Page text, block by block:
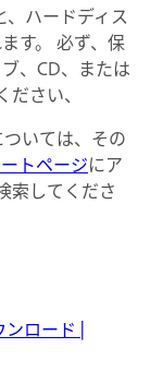
ハードディス
す。 必ず、保
、CD、または
さい、
いては、その
トページにア
索してくださ
ロード |